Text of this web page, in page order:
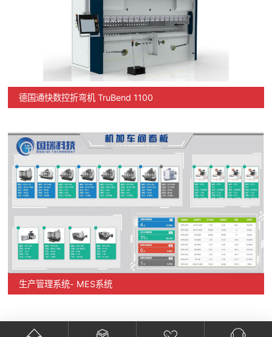
德国通快数控折弯机 TruBend 1100
生产管理系统- MES系统